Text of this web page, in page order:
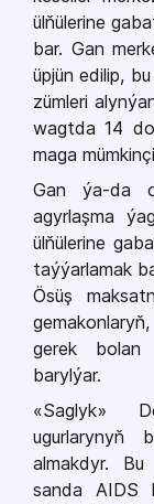
ülňülerine
bar. Gan
üpjün edilip,
zümleri
wagtda 14
maga
Gan ýa­-da
agyrlaşma
ülňülerine
taýýarlamak
Ösüş
gerek bolan
barylýar.
«Saglyk»
ugurlarynyň
almakdyr.
sanda AIDS